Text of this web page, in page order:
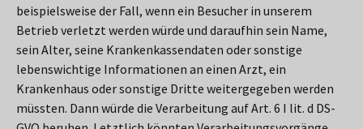
beispielsweise der Fall, wenn ein Besucher in unserem
Betrieb verletzt werden würde und daraufhin sein Name,
sein Alter, seine Krankenkassendaten oder sonstige
lebenswichtige Informationen an einen Arzt, ein
Krankenhaus oder sonstige Dritte weitergegeben werden
müssten. Dann würde die Verarbeitung auf Art. 6 I lit. d DS-